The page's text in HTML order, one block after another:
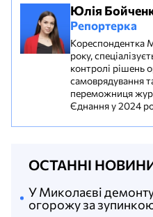
Юлія
Репортерка
Кореспондентка
року,
контролі рішень
самоврядування
переможниця
Єднання у 2024
ОСТАННІ
У Миколаєві
огорожу за